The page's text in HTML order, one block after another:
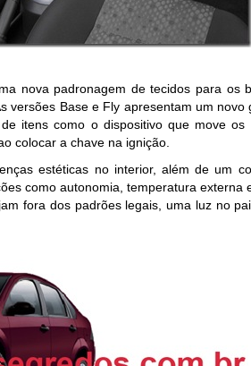
nova padronagem de tecidos para os
versões Base e Fly apresentam um novo
itens como o dispositivo que move os
colocar a chave na ignição.
estéticas no interior, além de um
como autonomia, temperatura externa
fora dos padrões legais, uma luz no